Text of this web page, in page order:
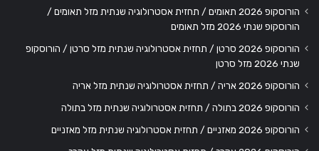
הורוסקופ 2026 תאומים / תחזית אסטרולוגיה שנתית מזל תאומים /
הורוסקופ שנתי 2026 מזל תאומים
הורוסקופ 2026 סרטן / תחזית אסטרולוגיה שנתית מזל סרטן / הורוסקופ
שנתי 2026 מזל סרטן
הורוסקופ 2026 אריה / תחזית אסטרולוגיה שנתית מזל אריה
הורוסקופ 2026 בתולה / תחזית אסטרולוגיה שנתית מזל בתולה
הורוסקופ 2026 מאזניים / תחזית אסטרולוגיה שנתית מזל מאזניים